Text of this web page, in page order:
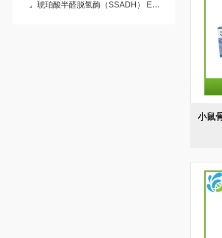
琥珀酸半醛脱氢酶（SSADH） ELISA检测试剂盒检测原理